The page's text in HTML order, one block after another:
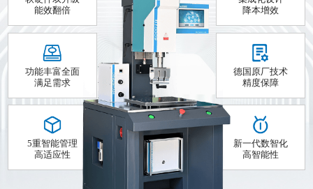
能效翻倍
降本增效
功能丰富全面
满足需求
德国原厂技术
精度保障
5重智能管理
高适应性
新一代数智化
高智能性